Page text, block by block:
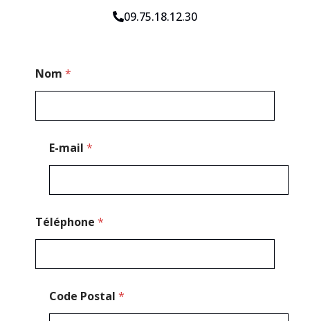
09.75.18.12.30
Nom *
E-mail *
Téléphone *
Code Postal *